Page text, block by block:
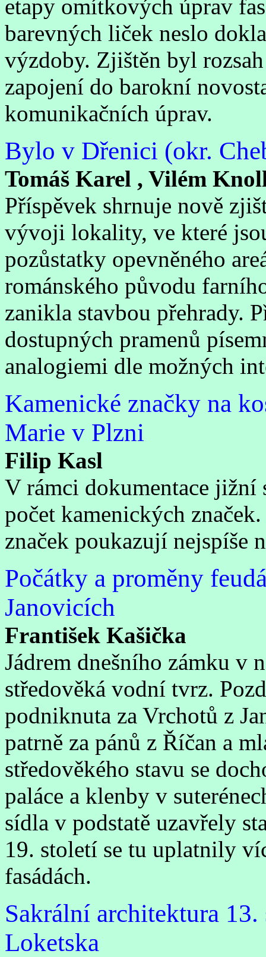
etapy omítkových úprav
barevných liček neslo
výzdoby. Zjištěn byl
zapojení do barokní
komunikačních úprav.
Bylo v Dřenici (okr.
Tomáš Karel , Vilém
Příspěvek shrnuje nově
vývoji lokality, ve které
pozůstatky opevněného
románského původu
zanikla stavbou přehrady.
dostupných pramenů
analogiemi dle možných
Kamenické značky na
Marie v Plzni
Filip Kasl
V rámci dokumentace jižní
počet kamenických
značek poukazují nejspíše
Počátky a proměny
Janovicích
František Kašička
Jádrem dnešního zámku v
středověká vodní tvrz.
podniknuta za Vrchotů z
patrně za pánů z Říčan a
středověkého stavu se
paláce a klenby v
sídla v podstatě uzavřely
19. století se tu uplatnily
fasádách.
Sakrální architektura
Loketska